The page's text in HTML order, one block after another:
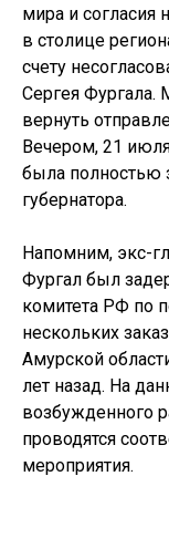
мира и согласия
в столице
счету
Сергея Фургала.
вернуть
Вечером, 21
была полностью
губернатора.
Напомним, экс-
Фургал был
комитета РФ по
нескольких
Амурской
лет назад. На
возбужденного
проводятся
мероприятия.